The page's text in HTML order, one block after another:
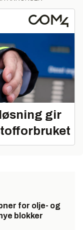
gir
for olje- og
blokker